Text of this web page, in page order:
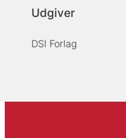
Udgiver
DSI Forlag